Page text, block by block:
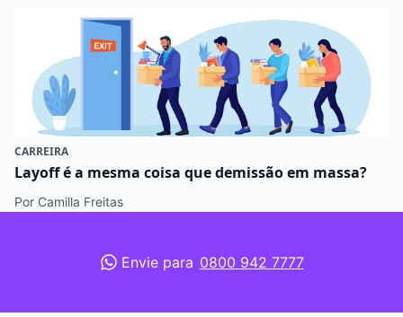
CARREIRA
Layoff é a mesma coisa que demissão em massa?
Por Camilla Freitas
Envie para 0800 942 7777